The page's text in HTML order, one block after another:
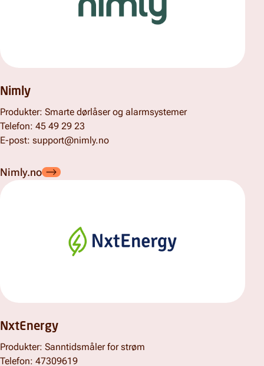
Nimly
Produkter: Smarte dørlåser og alarmsystemer
Telefon: 45 49 29 23
E-post: support@nimly.no
Nimly.no
NxtEnergy
Produkter: Sanntidsmåler for strøm
Telefon: 47309619